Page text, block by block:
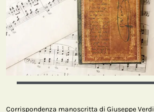
Corrispondenza manoscritta di Giuseppe Verdi